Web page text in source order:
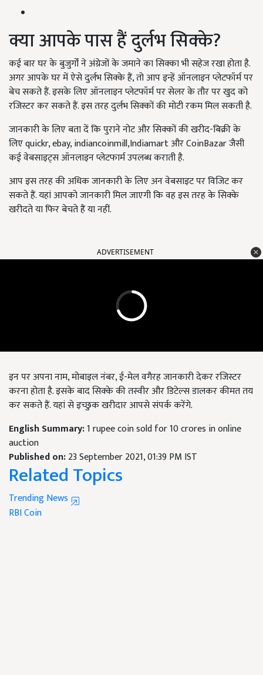
क्या आपके पास हैं दुर्लभ सिक्के?
कई बार घर के बुजुर्गों ने अंग्रेजों के जमाने का सिक्का भी सहेज रखा होता है.
अगर आपके घर में ऐसे दुर्लभ सिक्के हैं, तो आप इन्हें ऑनलाइन प्लेटफॉर्म पर
बेच सकते हैं. इसके लिए ऑनलाइन प्लेटफॉर्म पर सेलर के तौर पर खुद को
रजिस्टर कर सकते हैं. इस तरह दुर्लभ सिक्कों की मोटी रकम मिल सकती है.
जानकारी के लिए बता दें कि पुराने नोट और सिक्कों की खरीद-बिक्री के
लिए quickr, ebay, indiancoinmill,Indiamart और CoinBazar जैसी
कई वेबसाइट्स ऑनलाइन प्लेटफार्म उपलब्ध कराती है.
आप इस तरह की अधिक जानकारी के लिए अन वेबसाइट पर विजिट कर
सकते हैं. यहां आपको जानकारी मिल जाएगी कि वह इस तरह के सिक्के
खरीदते या फिर बेचते हैं या नहीं.
ADVERTISEMENT
इन पर अपना नाम, मोबाइल नंबर, ई-मेल वगैरह जानकारी देकर रजिस्टर
करना होता है. इसके बाद सिक्के की तस्वीर और डिटेल्स डालकर कीमत तय
कर सकते हैं. यहां से इच्छुक खरीदार आपसे संपर्क करेंगे.
English Summary:1 rupee coin sold for 10 crores in online
auction
Published on:23 September 2021, 01:39 PM IST
Related Topics
Trending News
RBICoin